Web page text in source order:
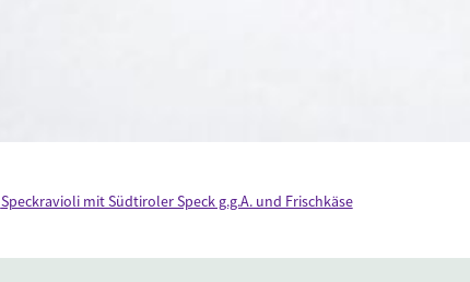
Speckravioli mit Südtiroler Speck g.g.A. und Frischkäse